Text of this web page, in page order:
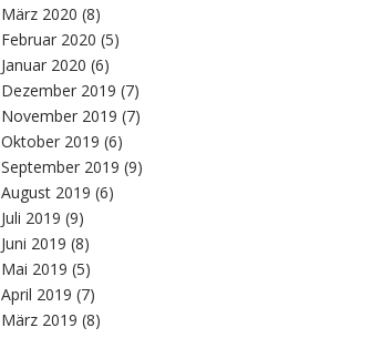
März 2020 (8)
Februar 2020 (5)
Januar 2020 (6)
Dezember 2019 (7)
November 2019 (7)
Oktober 2019 (6)
September 2019 (9)
August 2019 (6)
Juli 2019 (9)
Juni 2019 (8)
Mai 2019 (5)
April 2019 (7)
März 2019 (8)